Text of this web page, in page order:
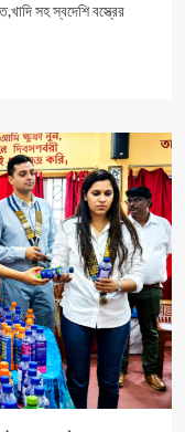
সহ স্বদেশি বস্ত্রের